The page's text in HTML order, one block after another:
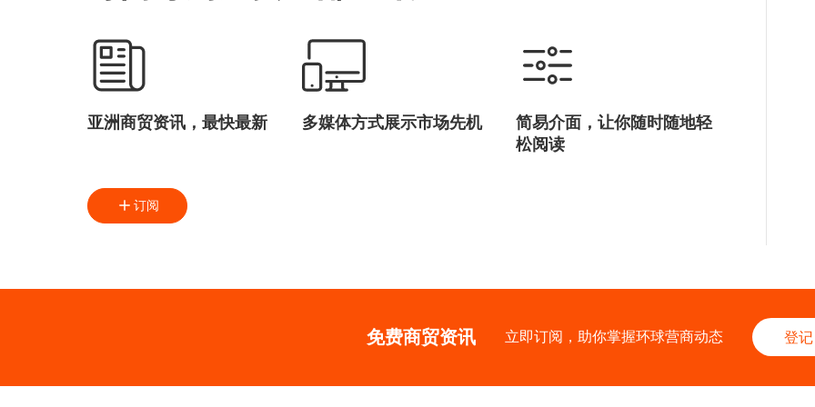
亚洲商贸资讯，最快最新 多媒体方式展示市场先机
简易介面，让你随时随地轻
松阅读
订阅
免费商贸资讯 立即订阅，助你掌握环球营商动态 登记